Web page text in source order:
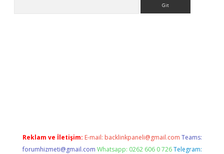
Reklam ve İletişim: E-mail: backlinkpaneli@gmail.com Teams:
forumhizmeti@gmail.com Whatsapp: 0262 606 0 726 Telegram: